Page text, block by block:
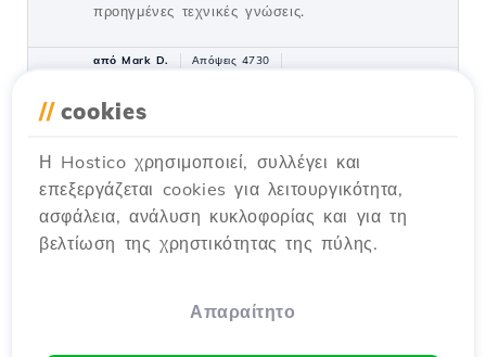
προηγμένες τεχνικές γνώσεις.
από Mark D.
Απόψεις 4730
Προβλήθηκε στις 03/09/2020
Google SEO - Core Web Vitals
Μαθήματα /
Ανακάλυψε τις νέες αξίες Core Web Vitals της
Google για το SEO: ταχύτητα φόρτωσης,
απαραίτητα για την εμπειρία των χρηστών.
4
// cookies
Η Hostico χρησιμοποιεί, συλλέγει και
επεξεργάζεται cookies για λειτουργικότητα,
ασφάλεια, ανάλυση κυκλοφορίας και για τη
βελτίωση της χρηστικότητας της πύλης.
Απαραίτητο